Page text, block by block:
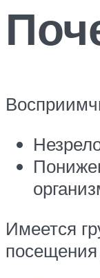
Имеется
посещения